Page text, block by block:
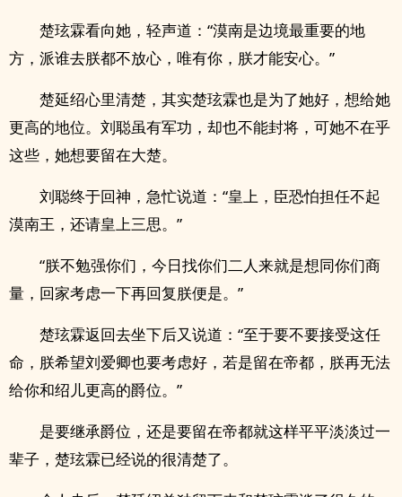
楚玹霖看向她，轻声道：“漠南是边境最重要的地
方，派谁去朕都不放心，唯有你，朕才能安心。”
楚延绍心里清楚，其实楚玹霖也是为了她好，想给她
更高的地位。刘聪虽有军功，却也不能封将，可她不在乎
这些，她想要留在大楚。
刘聪终于回神，急忙说道：“皇上，臣恐怕担任不起
漠南王，还请皇上三思。”
“朕不勉强你们，今日找你们二人来就是想同你们商
量，回家考虑一下再回复朕便是。”
楚玹霖返回去坐下后又说道：“至于要不要接受这任
命，朕希望刘爱卿也要考虑好，若是留在帝都，朕再无法
给你和绍儿更高的爵位。”
是要继承爵位，还是要留在帝都就这样平平淡淡过一
辈子，楚玹霖已经说的很清楚了。